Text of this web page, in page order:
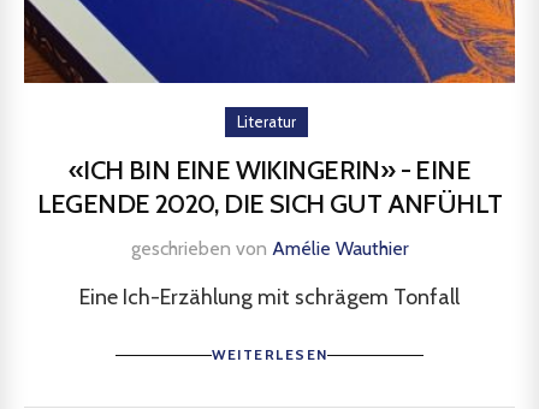
Literatur
«ICH BIN EINE WIKINGERIN» - EINE
LEGENDE 2020, DIE SICH GUT ANFÜHLT
geschrieben von Amélie Wauthier
Eine Ich-Erzählung mit schrägem Tonfall
WEITERLESEN